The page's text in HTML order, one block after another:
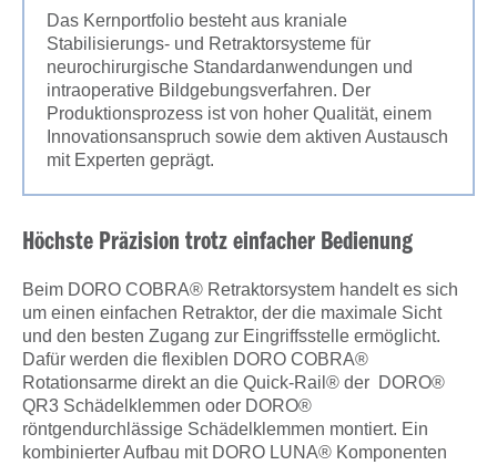
Das Kernportfolio besteht aus kraniale
Stabilisierungs- und Retraktorsysteme für
neurochirurgische Standardanwendungen und
intraoperative Bildgebungsverfahren. Der
Produktionsprozess ist von hoher Qualität, einem
Innovationsanspruch sowie dem aktiven Austausch
mit Experten geprägt.
Höchste Präzision trotz einfacher Bedienung
Beim DORO COBRA® Retraktorsystem handelt es sich
um einen einfachen Retraktor, der die maximale Sicht
und den besten Zugang zur Eingriffsstelle ermöglicht.
Dafür werden die flexiblen DORO COBRA®
Rotationsarme direkt an die Quick-Rail® der DORO®
QR3 Schädelklemmen oder DORO®
röntgendurchlässige Schädelklemmen montiert. Ein
kombinierter Aufbau mit DORO LUNA® Komponenten